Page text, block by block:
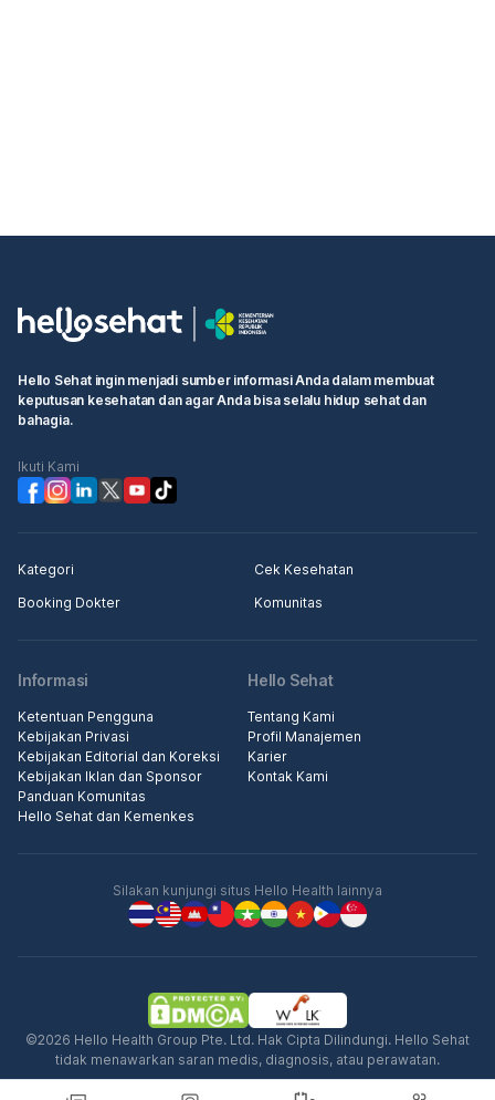
Hello Sehat ingin menjadi sumber informasi Anda dalam membuat
keputusan kesehatan dan agar Anda bisa selalu hidup sehat dan
bahagia.
Ikuti Kami
Kategori
Cek Kesehatan
Booking Dokter
Komunitas
Informasi
Ketentuan Pengguna
Kebijakan Privasi
Kebijakan Editorial dan Koreksi
Kebijakan Iklan dan Sponsor
Panduan Komunitas
Hello Sehat dan Kemenkes
Hello Sehat
Tentang Kami
Profil Manajemen
Karier
Kontak Kami
Silakan kunjungi situs Hello Health lainnya
©2026 Hello Health Group Pte. Ltd. Hak Cipta Dilindungi. Hello Sehat
tidak menawarkan saran medis, diagnosis, atau perawatan.